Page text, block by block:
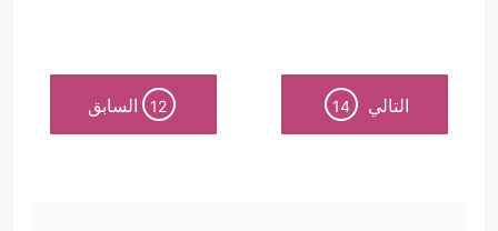
التالي 14
12 السابق